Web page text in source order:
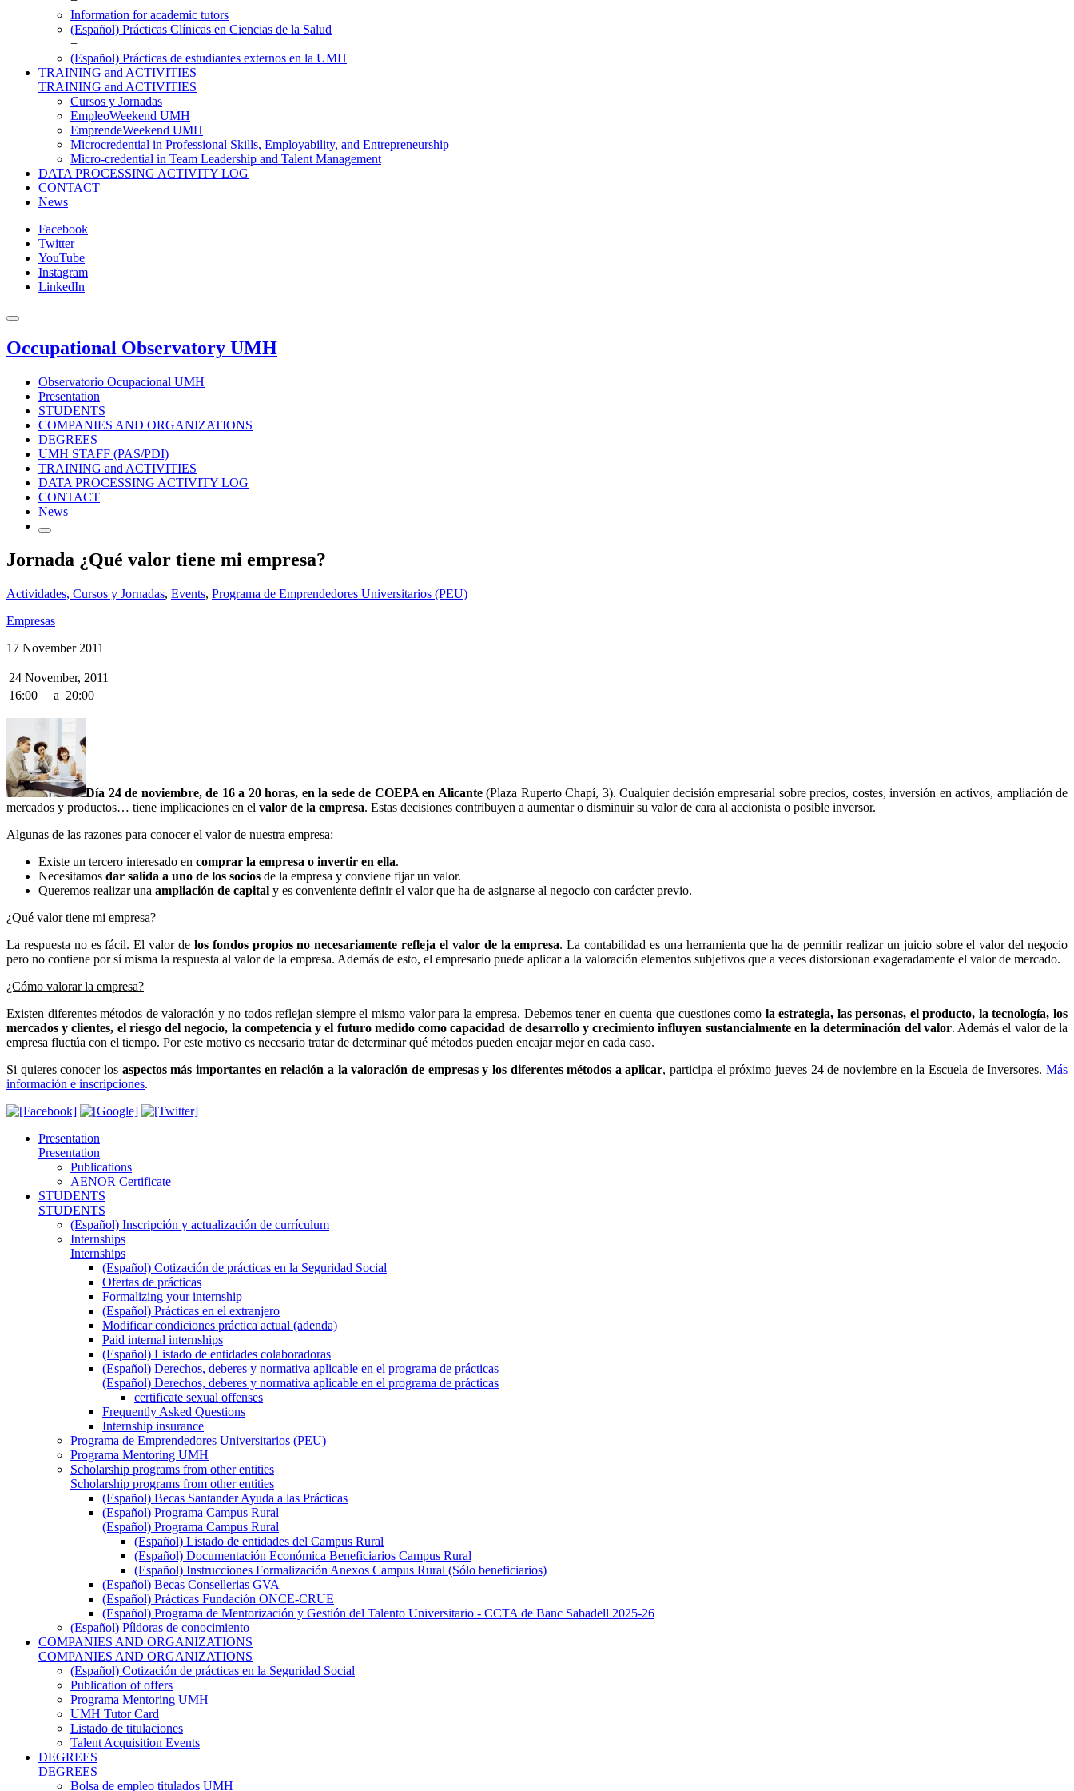
Information for academic tutors
(Español) Prácticas Clínicas en Ciencias de la Salud
+
(Español) Prácticas de estudiantes externos en la UMH
TRAINING and ACTIVITIES
TRAINING and ACTIVITIES
Cursos y Jornadas
EmpleoWeekend UMH
EmprendeWeekend UMH
Microcredential in Professional Skills, Employability, and Entrepreneurship
Micro-credential in Team Leadership and Talent Management
DATA PROCESSING ACTIVITY LOG
CONTACT
News
Facebook
Twitter
YouTube
Instagram
LinkedIn
Occupational Observatory UMH
Observatorio Ocupacional UMH
Presentation
STUDENTS
COMPANIES AND ORGANIZATIONS
DEGREES
UMH STAFF (PAS/PDI)
TRAINING and ACTIVITIES
DATA PROCESSING ACTIVITY LOG
CONTACT
News
Jornada ¿Qué valor tiene mi empresa?
Actividades, Cursos y Jornadas, Events, Programa de Emprendedores Universitarios (PEU)
Empresas
17 November 2011
24 November, 2011
16:00
a 20:00
Día 24 de noviembre, de 16 a 20 horas, en la sede de COEPA en Alicante(Plaza Ruperto Chapí, 3). Cualquier decisión empresarial sobre precios, costes, inversión en activos, ampliación de
mercados y productos… tiene implicaciones en el valor de la empresa. Estas decisiones contribuyen a aumentar o disminuir su valor de cara al accionista o posible inversor.
Algunas de las razones para conocer el valor de nuestra empresa:
Existe un tercero interesado en comprar la empresa o invertir en ella.
Necesitamos dar salida a uno de los socios de la empresa y conviene fijar un valor.
Queremos realizar una ampliación de capital y es conveniente definir el valor que ha de asignarse al negocio con carácter previo.
¿Qué valor tiene mi empresa?
La respuesta no es fácil. El valor de los fondos propios no necesariamente refleja el valor de la empresa. La contabilidad es una herramienta que ha de permitir realizar un juicio sobre el valor del negocio
pero no contiene por sí misma la respuesta al valor de la empresa. Además de esto, el empresario puede aplicar a la valoración elementos subjetivos que a veces distorsionan exageradamente el valor de mercado.
¿Cómo valorar la empresa?
Existen diferentes métodos de valoración y no todos reflejan siempre el mismo valor para la empresa. Debemos tener en cuenta que cuestiones como la estrategia, las personas, el producto, la tecnología, los
mercados y clientes, el riesgo del negocio, la competencia y el futuro medido como capacidad de desarrollo y crecimiento influyen sustancialmente en la determinación del valor. Además el valor de la
empresa fluctúa con el tiempo. Por este motivo es necesario tratar de determinar qué métodos pueden encajar mejor en cada caso.
Si quieres conocer los aspectos más importantes en relación a la valoración de empresas y los diferentes métodos a aplicar, participa el próximo jueves 24 de noviembre en la Escuela de Inversores. Más
información e inscripciones.
Presentation
Presentation
Publications
AENOR Certificate
STUDENTS
STUDENTS
(Español) Inscripción y actualización de currículum
Internships
Internships
(Español) Cotización de prácticas en la Seguridad Social
Ofertas de prácticas
Formalizing your internship
(Español) Prácticas en el extranjero
Modificar condiciones práctica actual (adenda)
Paid internal internships
(Español) Listado de entidades colaboradoras
(Español) Derechos, deberes y normativa aplicable en el programa de prácticas
(Español) Derechos, deberes y normativa aplicable en el programa de prácticas
certificate sexual offenses
Frequently Asked Questions
Internship insurance
Programa de Emprendedores Universitarios (PEU)
Programa Mentoring UMH
Scholarship programs from other entities
Scholarship programs from other entities
(Español) Becas Santander Ayuda a las Prácticas
(Español) Programa Campus Rural
(Español) Programa Campus Rural
(Español) Listado de entidades del Campus Rural
(Español) Documentación Económica Beneficiarios Campus Rural
(Español) Instrucciones Formalización Anexos Campus Rural (Sólo beneficiarios)
(Español) Becas Consellerias GVA
(Español) Prácticas Fundación ONCE-CRUE
(Español) Programa de Mentorización y Gestión del Talento Universitario - CCTA de Banc Sabadell 2025-26
(Español) Píldoras de conocimiento
COMPANIES AND ORGANIZATIONS
COMPANIES AND ORGANIZATIONS
(Español) Cotización de prácticas en la Seguridad Social
Publication of offers
Programa Mentoring UMH
UMH Tutor Card
Listado de titulaciones
Talent Acquisition Events
DEGREES
DEGREES
Bolsa de empleo titulados UMH